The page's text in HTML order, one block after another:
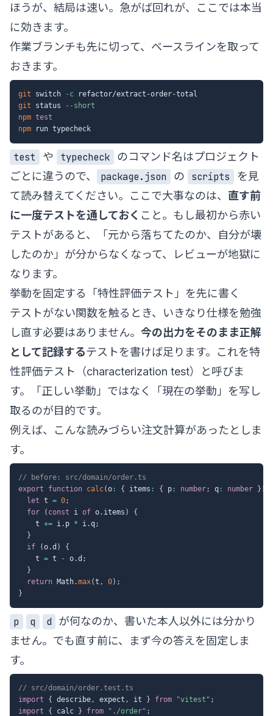
ほうが、結局は速い。急がば回れが、ここでは本当
に効きます。
作業ブランチも先に切って、ベースラインを取って
おきます。
git switch -c
git status
--short
npm test
npm
test や typecheck
のコマンド名はプロジェクト
ごとに違うので、
package.json の scripts
を見
て読み替えてください。ここで大事なのは、 直す前
に一度テストを通しておく こと。もし最初から赤い
テストがあると、「元から落ちてたのか、自分が壊
したのか」が分からなくなって、レビューが地獄に
なります。
挙動を固定する「特性評価テスト」を先に書く
テストがない関数を触るとき、いきなり仕様を勉強
し直す必要はありません。 今の出力をそのまま正解
として記録するテストを書けば足ります。これを特
性評価テスト（characterization test）と呼びま
す。「正しい挙動」ではなく「現在の挙動」を写し
取るのが目的です。
例えば、こんな読みづらい注文計算があったとしま
す。
// before: src/domain/order.ts
export
function calc(o : { items : { p : number; q : number }
let t = 0;
for
( const i of o. items )
{
    t
+= i. p * i.q;
}
if
(o.d )
{
    t
= t - o.d ;
}
return Math.max(t , 0) ;
}
p q d
が何なのか、書いた本人以外には分かり
ません。でも直す前に、まず今の答えを固定しま
す。
// src/domain/order.test.ts
import
{ describe, expect , it } from "vitest" ;
import
{ calc } from "./order" ;